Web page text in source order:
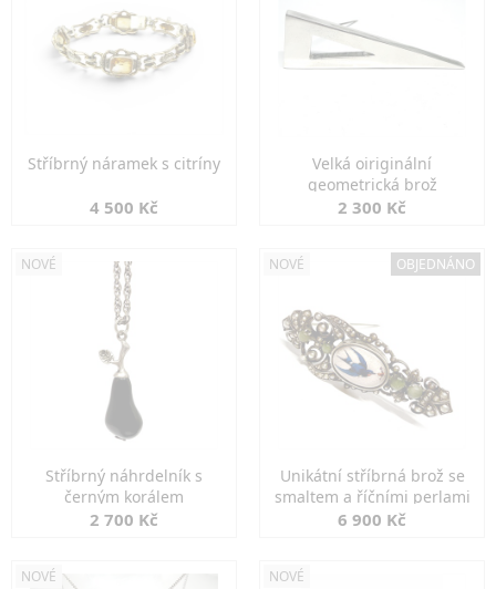
Stříbrný náramek s citríny
4 500 Kč
Velká oiriginální
geometrická brož
2 300 Kč
NOVÉ
Stříbrný náhrdelník s
černým korálem
2 700 Kč
NOVÉ OBJEDNÁNO
Unikátní stříbrná brož se
smaltem a říčními perlami
6 900 Kč
NOVÉ NOVÉ